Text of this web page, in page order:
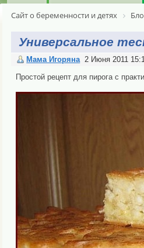
Сайт о беременности и детях
Универсальное
Мама Игоряна 2 Июня 2011
Простой рецепт для пирога с